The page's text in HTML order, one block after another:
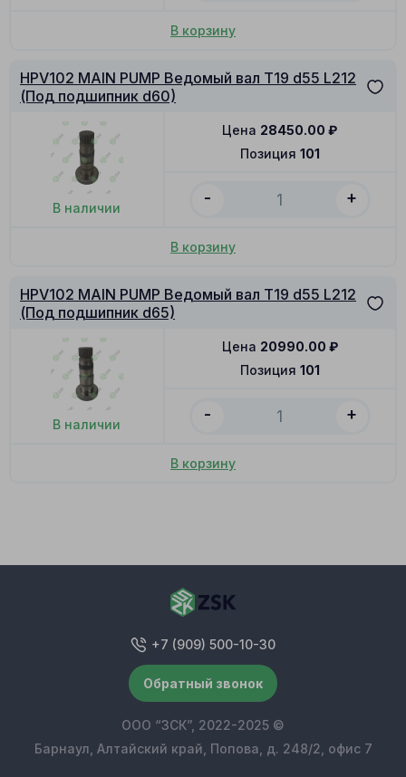
В корзину
HPV102 MAIN PUMP Ведомый вал T19 d55 L212
(Под подшипник d60)
В наличии
Позиция 101
Цена 28450.00 ₽
- +
В корзину
HPV102 MAIN PUMP Ведомый вал T19 d55 L212
(Под подшипник d65)
В наличии
Позиция 101
Цена 20990.00 ₽
- +
В корзину
+7 (909) 500-10-30
Обратный звонок
ООО “ЗСК”, 2022-2025 ©
Барнаул, Алтайский край, Попова, д. 248/2, офис 7